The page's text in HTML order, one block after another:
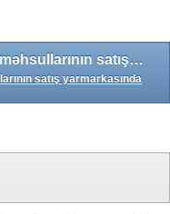
İsmət Abasov kənd təsərrüfatı məhsullarının satış yarmarkasında malların ...
satış yarmarkasında